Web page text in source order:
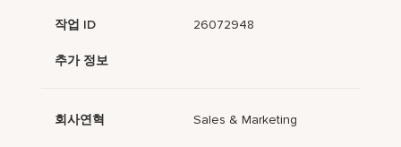
작업 ID 26072948
추가 정보
회사연혁 Sales & Marketing